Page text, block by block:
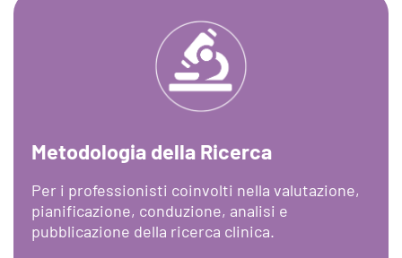
Metodologia della Ricerca
Per i professionisti coinvolti nella valutazione,
pianificazione, conduzione, analisi e
pubblicazione della ricerca clinica.